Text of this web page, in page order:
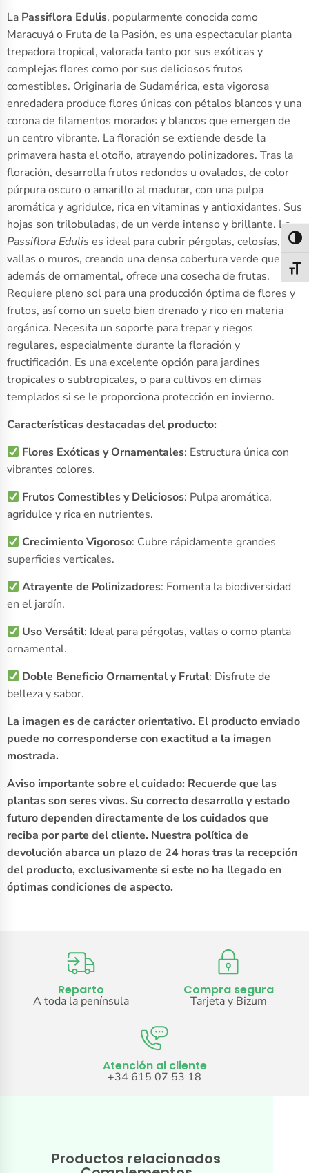
La Passiflora Edulis, popularmente conocida como
Maracuyá o Fruta de la Pasión, es una espectacular planta
trepadora tropical, valorada tanto por sus exóticas y
complejas flores como por sus deliciosos frutos
comestibles. Originaria de Sudamérica, esta vigorosa
enredadera produce flores únicas con pétalos blancos y una
corona de filamentos morados y blancos que emergen de
un centro vibrante. La floración se extiende desde la
primavera hasta el otoño, atrayendo polinizadores. Tras la
floración, desarrolla frutos redondos u ovalados, de color
púrpura oscuro o amarillo al madurar, con una pulpa
aromática y agridulce, rica en vitaminas y antioxidantes. Sus
hojas son trilobuladas, de un verde intenso y brillante. La
Passiflora Edulis es ideal para cubrir pérgolas, celosías,
vallas o muros, creando una densa cobertura verde que,
además de ornamental, ofrece una cosecha de frutas.
Requiere pleno sol para una producción óptima de flores y
frutos, así como un suelo bien drenado y rico en materia
orgánica. Necesita un soporte para trepar y riegos
regulares, especialmente durante la floración y
fructificación. Es una excelente opción para jardines
tropicales o subtropicales, o para cultivos en climas
templados si se le proporciona protección en invierno.
Características destacadas del producto:
Flores Exóticas y Ornamentales: Estructura única con
vibrantes colores.
Frutos Comestibles y Deliciosos: Pulpa aromática,
agridulce y rica en nutrientes.
Crecimiento Vigoroso: Cubre rápidamente grandes
superficies verticales.
Atrayente de Polinizadores: Fomenta la biodiversidad
en el jardín.
Uso Versátil: Ideal para pérgolas, vallas o como planta
ornamental.
Doble Beneficio Ornamental y Frutal: Disfrute de
belleza y sabor.
La imagen es de carácter orientativo. El producto enviado
puede no corresponderse con exactitud a la imagen
mostrada.
Aviso importante sobre el cuidado: Recuerde que las
plantas son seres vivos. Su correcto desarrollo y estado
futuro dependen directamente de los cuidados que
reciba por parte del cliente. Nuestra política de
devolución abarca un plazo de 24 horas tras la recepción
del producto, exclusivamente si este no ha llegado en
óptimas condiciones de aspecto.
Reparto
A toda la península
Compra segura
Tarjeta y Bizum
Atención al cliente
+34 615 07 53 18
Productos relacionados